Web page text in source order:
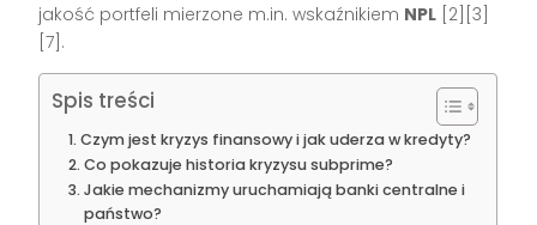
jakość portfeli mierzone m.in. wskaźnikiem NPL [2][3]
[7].
Spis treści
Czym jest kryzys finansowy i jak uderza w kredyty?
Co pokazuje historia kryzysu subprime?
Jakie mechanizmy uruchamiają banki centralne i
państwo?